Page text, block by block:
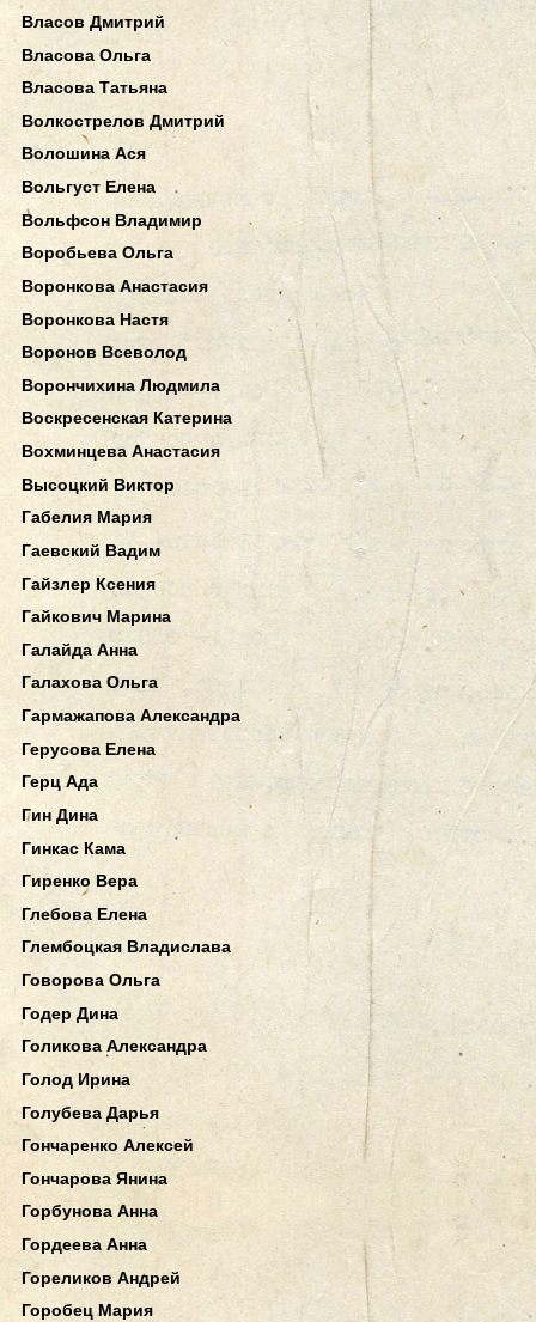
Власов Дмитрий
Власова Ольга
Власова Татьяна
Волкострелов Дмитрий
Волошина Ася
Вольгуст Елена
Вольфсон Владимир
Воробьева Ольга
Воронкова Анастасия
Воронкова Настя
Воронов Всеволод
Ворончихина Людмила
Воскресенская Катерина
Вохминцева Анастасия
Высоцкий Виктор
Габелия Мария
Гаевский Вадим
Гайзлер Ксения
Гайкович Марина
Галайда Анна
Галахова Ольга
Гармажапова Александра
Герусова Елена
Герц Ада
Гин Дина
Гинкас Кама
Гиренко Вера
Глебова Елена
Глембоцкая Владислава
Говорова Ольга
Годер Дина
Голикова Александра
Голод Ирина
Голубева Дарья
Гончаренко Алексей
Гончарова Янина
Горбунова Анна
Гордеева Анна
Гореликов Андрей
Горобец Мария